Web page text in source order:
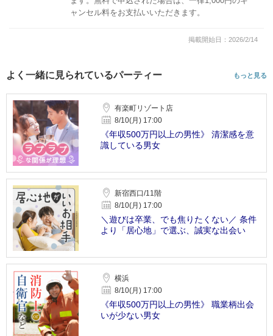
ャンセル料をお支払いいただきます。
掲載開始日：2026/2/14
よく一緒に見られているパーティー もっと見る
有楽町リゾート店
8/10(月) 17:00
《年収500万円以上の男性》 清潔感を意
識している男女
新宿西口/11階
8/10(月) 17:00
＼遊びは卒業、でも焦りたくない／ 条件
より「居心地」で選ぶ、誠実な出会い
横浜
8/10(月) 17:00
《年収500万円以上の男性》 職業柄出会
いが少ない男女